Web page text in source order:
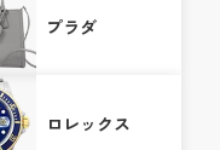
プラダ
ロレックス